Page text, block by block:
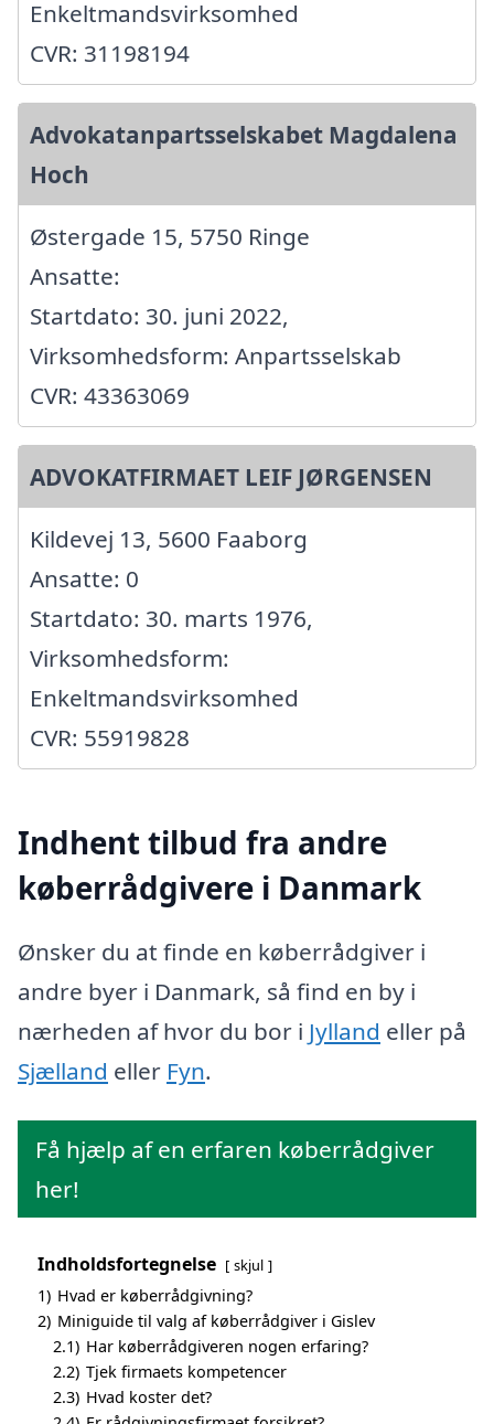
Enkeltmandsvirksomhed
CVR: 31198194
Advokatanpartsselskabet Magdalena
Hoch
Østergade 15, 5750 Ringe
Ansatte:
Startdato: 30. juni 2022,
Virksomhedsform: Anpartsselskab
CVR: 43363069
ADVOKATFIRMAET LEIF JØRGENSEN
Kildevej 13, 5600 Faaborg
Ansatte: 0
Startdato: 30. marts 1976,
Virksomhedsform:
Enkeltmandsvirksomhed
CVR: 55919828
Indhent tilbud fra andre
køberrådgivere i Danmark
Ønsker du at finde en køberrådgiver i
andre byer i Danmark, så find en by i
nærheden af hvor du bor i Jylland eller på
Sjælland eller Fyn.
Få hjælp af en erfaren køberrådgiver
her!
Indholdsfortegnelse skjul
1) Hvad er køberrådgivning?
2) Miniguide til valg af køberrådgiver i Gislev
2.1) Har køberrådgiveren nogen erfaring?
2.2) Tjek firmaets kompetencer
2.3) Hvad koster det?